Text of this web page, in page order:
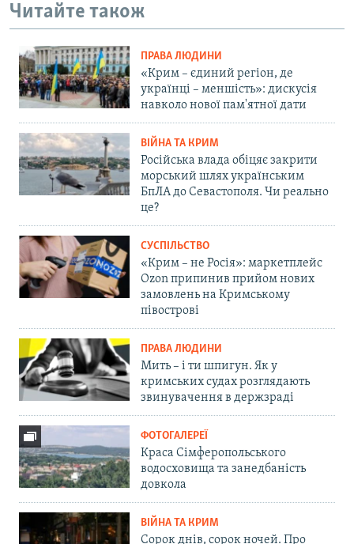
Читайте також
ПРАВА ЛЮДИНИ
«Крим – єдиний регіон, де
українці – меншість»: дискусія
навколо нової пам'ятної дати
ВІЙНА ТА КРИМ
Російська влада обіцяє закрити
морський шлях українським
БпЛА до Севастополя. Чи реально
це?
СУСПІЛЬСТВО
«Крим – не Росія»: маркетплейс
Ozon припинив прийом нових
замовлень на Кримському
півострові
ПРАВА ЛЮДИНИ
Мить – і ти шпигун. Як у
кримських судах розглядають
звинувачення в держзраді
ФОТОГАЛЕРЕЇ
Краса Сімферопольського
водосховища та занедбаність
довкола
ВІЙНА ТА КРИМ
Сорок днів, сорок ночей. Про